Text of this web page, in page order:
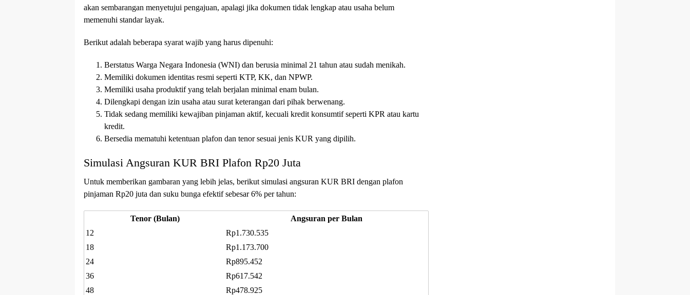
akan sembarangan menyetujui pengajuan, apalagi jika dokumen tidak lengkap atau usaha belum
memenuhi standar layak.
Berikut adalah beberapa syarat wajib yang harus dipenuhi:
Berstatus Warga Negara Indonesia (WNI) dan berusia minimal 21 tahun atau sudah menikah.
Memiliki dokumen identitas resmi seperti KTP, KK, dan NPWP.
Memiliki usaha produktif yang telah berjalan minimal enam bulan.
Dilengkapi dengan izin usaha atau surat keterangan dari pihak berwenang.
Tidak sedang memiliki kewajiban pinjaman aktif, kecuali kredit konsumtif seperti KPR atau kartu
kredit.
Bersedia mematuhi ketentuan plafon dan tenor sesuai jenis KUR yang dipilih.
Simulasi Angsuran KUR BRI Plafon Rp20 Juta
Untuk memberikan gambaran yang lebih jelas, berikut simulasi angsuran KUR BRI dengan plafon
pinjaman Rp20 juta dan suku bunga efektif sebesar 6% per tahun:
Tenor (Bulan)
Angsuran per Bulan
12
Rp1.730.535
18
Rp1.173.700
24
Rp895.452
36
Rp617.542
48
Rp478.925